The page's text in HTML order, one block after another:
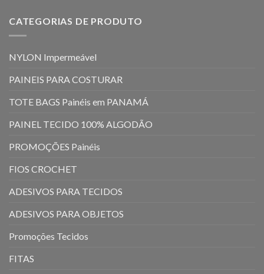
CATEGORIAS DE PRODUTO
NYLON Impermeável
PAINEIS PARA COSTURAR
TOTE BAGS Painéis em PANAMÁ
PAINEL TECIDO 100% ALGODÃO
PROMOÇÕES Painéis
FIOS CROCHET
ADESIVOS PARA TECIDOS
ADESIVOS PARA OBJETOS
Promoções Tecidos
FITAS